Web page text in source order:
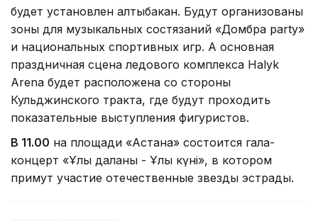
будет установлен алтыбакан. Будут организованы
зоны для музыкальных состязаний «Домбра party»
и национальных спортивных игр. А основная
праздничная сцена ледового комплекса Halyk
Arena будет расположена со стороны
Кульджинского тракта, где будут проходить
показательные выступления фигуристов.
В 11.00 на площади «Астана» состоится гала-
концерт «Ұлы даланың - Ұлы күні», в котором
примут участие отечественные звезды эстрады.